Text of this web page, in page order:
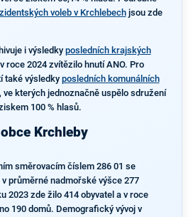
voleb v Krchlebechjsou zde
i výsledky posledních krajských
roce 2024 zvítězilo hnutí ANO. Pro
také výsledky posledních komunálních
kterých jednoznačně uspělo sdružení
100 % hlasů.
Krchleby
směrovacím číslem 286 01 se
průměrné nadmořské výšce 277
2023 zde žilo 414 obyvatel a v roce
190 domů. Demografický vývoj v